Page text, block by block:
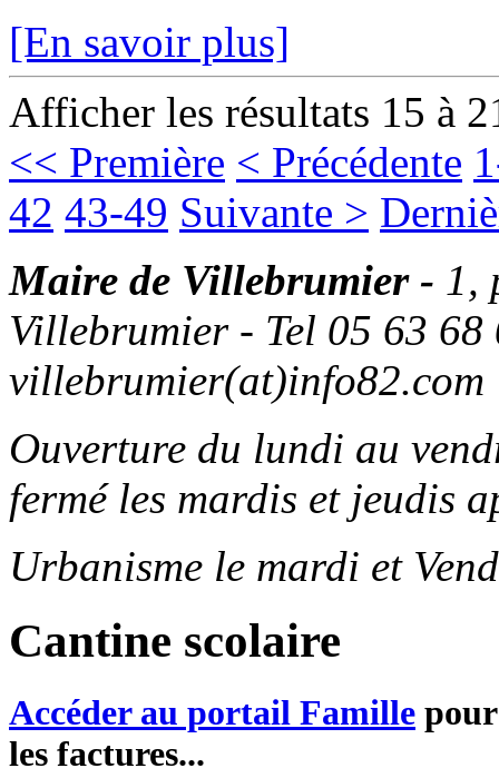
[En savoir plus]
Afficher les résultats 15 à
<< Première < Précédente
42 43-49 Suivante >
Maire de Villebrumier - 1,
Villebrumier - Tel 05 63
villebrumier(at)info82.com
Ouverture du lundi au
fermé les mardis et jeudis
Urbanisme le mardi et
Cantine scolaire
Accéder au portail Famille
les factures...